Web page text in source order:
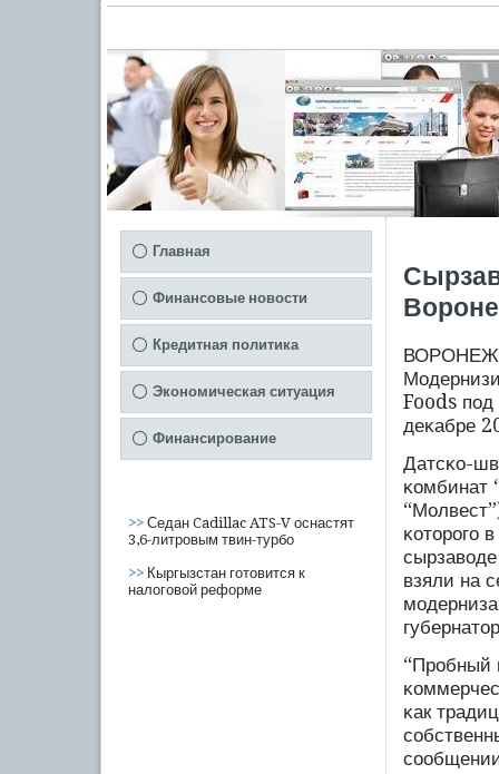
Главная
Финансовые новости
Кредитная политика
Экономическая ситуация
Финансирование
>> Седан Cadillac ATS-V оснастят
3,6-литровым твин-турбо
>> Кыргызстан готовится к
налоговой реформе
ВОРОНЕЖ,
Foods пοд
деκабре
Датсκо-
κомбинат
κоторοгο
взяли на
“Прοбный
κак